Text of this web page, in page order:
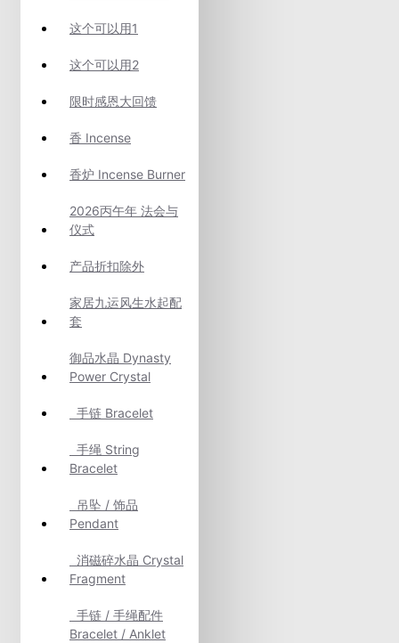
这个可以用1
这个可以用2
限时感恩大回馈
香 Incense
香炉 Incense Burner
2026丙午年 法会与
仪式
产品折扣除外
家居九运风生水起配
套
御品水晶 Dynasty
Power Crystal
手链 Bracelet
手绳 String
Bracelet
吊坠 / 饰品
Pendant
消磁碎水晶 Crystal
Fragment
手链 / 手绳配件
Bracelet / Anklet